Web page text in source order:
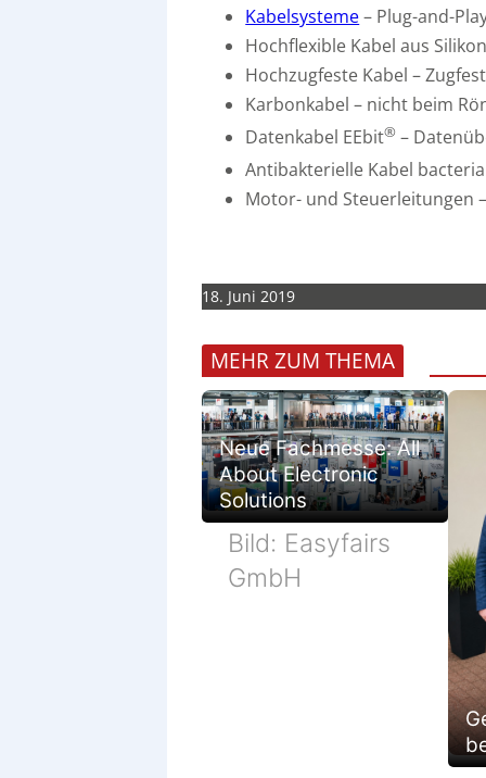
Kabelsysteme– Plug-and-
Hochflexible Kabel aus
Hochzugfeste Kabel –
Karbonkabel – nicht beim
Datenkabel EEbit® –
Antibakterielle Kabel
Motor- und Steuerleitungen
18. Juni 2019
MEHR ZUM THEMA
Neue Fachmesse: All
About Electronic
Solutions
Bild: Easyfairs
GmbH